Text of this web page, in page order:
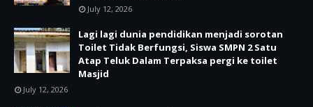
July 12, 2026
Lagi lagi dunia pendidikan menjadi sorotan
Toilet Tidak Berfungsi, Siswa SMPN 2 Satu
Atap Teluk Dalam Terpaksa pergi ke toilet
Masjid
July 12, 2026